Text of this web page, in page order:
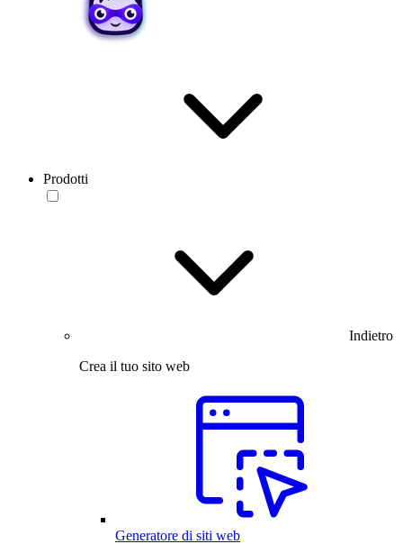
Prodotti
Indietro
Crea il tuo sito web
Generatore di siti web